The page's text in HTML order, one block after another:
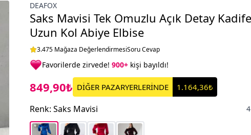
DEAFOX
Saks Mavisi Tek Omuzlu Açık Detay
Uzun Kol Abiye Elbise
3.475 Mağaza DeğerlendirmesiSoru Cevap
Favorilerde zirvede! 900+ kişi bayıldı!
849,90₺ DİĞER PAZARYERLERİNDE 1.164,36₺
Renk: Saks Mavisi